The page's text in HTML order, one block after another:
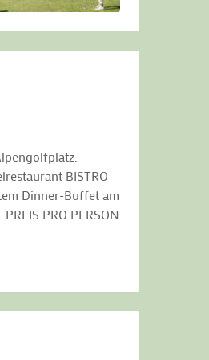
BISTRO
Dinner-Buffet am
PRO PERSON